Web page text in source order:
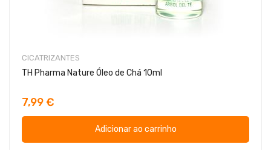
CICATRIZANTES
TH Pharma Nature Óleo de Chá 10ml
7,99 €
Adicionar ao carrinho